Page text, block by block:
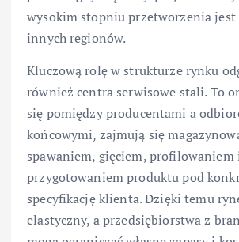
wysokim stopniu przetworzenia
innych regionów.
Kluczową rolę w strukturze rynku
również centra serwisowe stali. To
się pomiędzy producentami a
końcowymi, zajmują się
spawaniem, gięciem, profilowaniem
przygotowaniem produktu pod
specyfikację klienta. Dzięki temu
elastyczny, a przedsiębiorstwa z